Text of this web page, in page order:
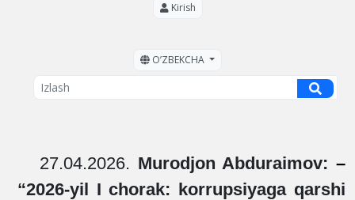
Kirish
OʼZBEKCHA
27.04.2026. Murodjon Abduraimov:–
“2026-yil I chorak: korrupsiyaga qarshi